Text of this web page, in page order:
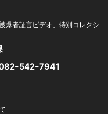
爆者証言ビデオ、特別コレクシ
542-7941